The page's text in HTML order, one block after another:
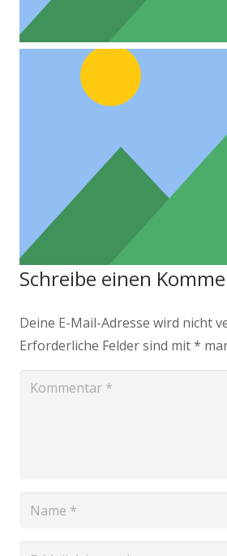
Project Example 4
Project Example 4 –
Schreibe einen
Deine E-Mail-Adresse wird nicht
Erforderliche Felder sind mit*